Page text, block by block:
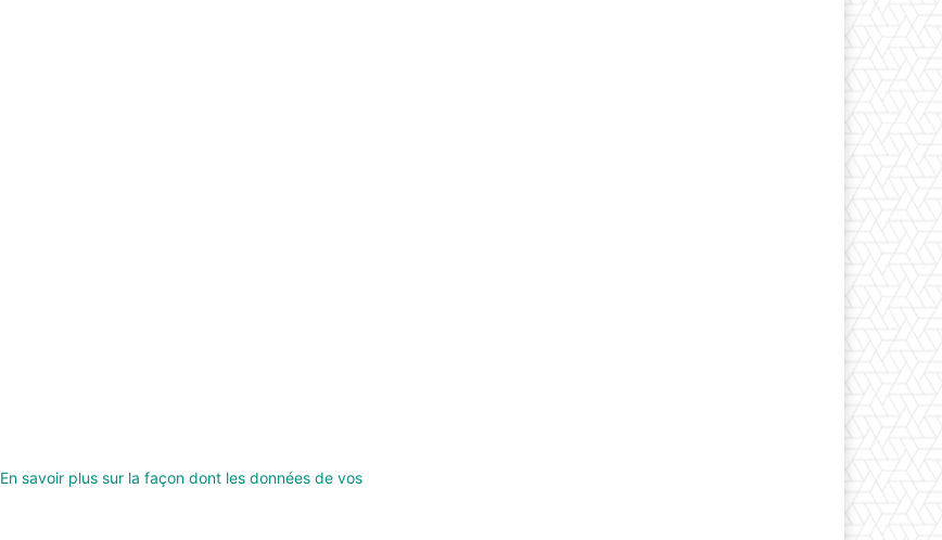
En savoir plus sur la façon dont les données de vos